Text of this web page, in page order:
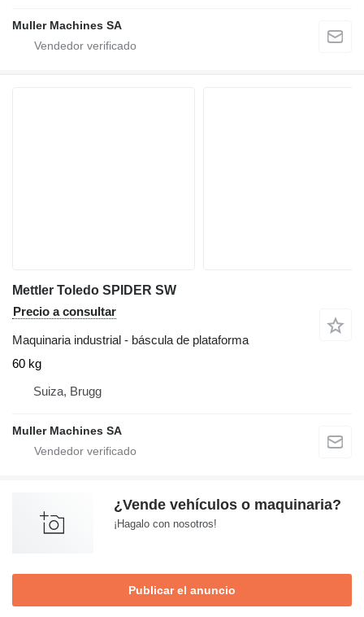
Muller Machines SA
Mettler Toledo SPIDER SW
Precio a consultar
Maquinaria industrial - báscula de plataforma
60 kg
Suiza, Brugg
Muller Machines SA
¿Vende vehículos o maquinaria?
¡Hagalo con nosotros!
Publicar el anuncio